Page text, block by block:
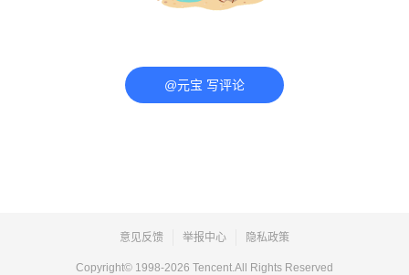
@元宝 写评论
意见反馈 举报中心 隐私政策
Copyright© 1998-2026 Tencent.All Rights Reserved